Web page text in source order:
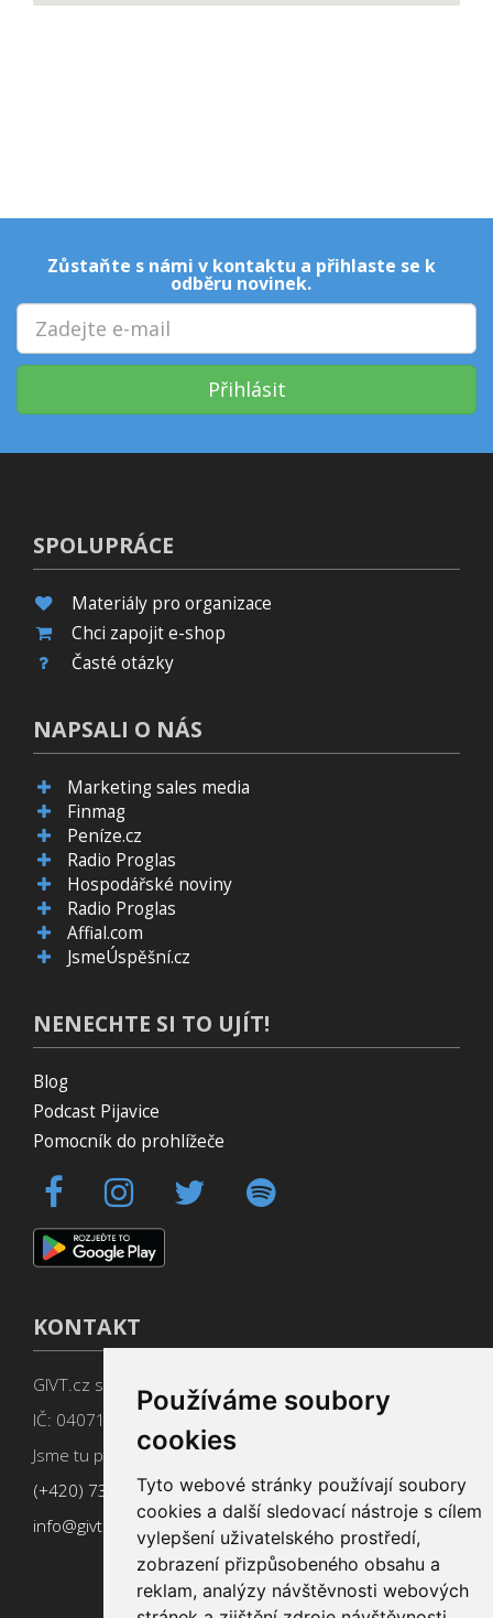
Používáme soubory
cookies
Tyto webové stránky používají soubory
cookies a další sledovací nástroje s cílem
vylepšení uživatelského prostředí,
zobrazení přizpůsobeného obsahu a
reklam, analýzy návštěvnosti webových
Zůstaňte s námi v kontaktu a přihlaste se k
odběru novinek.
Přihlásit
SPOLUPRÁCE
Materiály pro organizace
Chci zapojit e-shop
Časté otázky
NAPSALI O NÁS
Marketing sales media
Finmag
Peníze.cz
Radio Proglas
Hospodářské noviny
Radio Proglas
Affial.com
JsmeÚspěšní.cz
NENECHTE SI TO UJÍT!
Blog
Podcast Pijavice
Pomocník do prohlížeče
KONTAKT
GIVT.cz s. r. o., Dolní nám. 16, 779 00 Olomouc
IČ: 04071433
Jsme tu pro Vás od 9:00 do 17:00
(+420) 737 266 402
info@givt.cz